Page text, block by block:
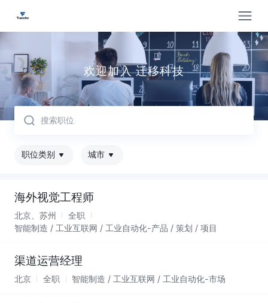
欢迎加入 迁移科技
取消
职位类别 城市
海外视觉工程师
北京、苏州
全职
智能制造 / 工业互联网 / 工业自动化-产品 / 策划 / 项目
渠道运营经理
北京 全职 智能制造 / 工业互联网 / 工业自动化-市场